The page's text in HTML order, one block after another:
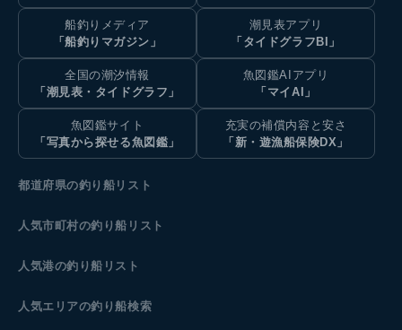
船釣りメディア
「船釣りマガジン」
潮見表アプリ
「タイドグラフBI」
全国の潮汐情報
「潮見表・タイドグラフ」
魚図鑑AIアプリ
「マイAI」
魚図鑑サイト
「写真から探せる魚図鑑」
充実の補償内容と安さ
「新・遊漁船保険DX」
都道府県の釣り船リスト
人気市町村の釣り船リスト
人気港の釣り船リスト
人気エリアの釣り船検索